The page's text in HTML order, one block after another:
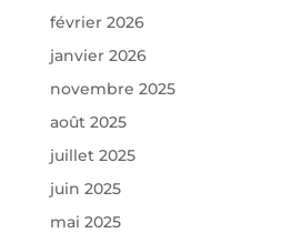
février 2026
janvier 2026
novembre 2025
août 2025
juillet 2025
juin 2025
mai 2025